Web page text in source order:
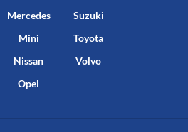
Mercedes
Mini
Nissan
Opel
Suzuki
Toyota
Volvo